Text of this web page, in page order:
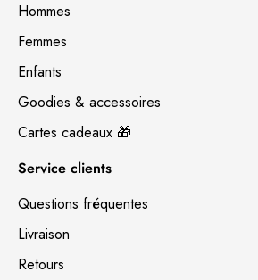
Hommes
Femmes
Enfants
Goodies & accessoires
Cartes cadeaux 🎁
Service clients
Questions fréquentes
Livraison
Retours